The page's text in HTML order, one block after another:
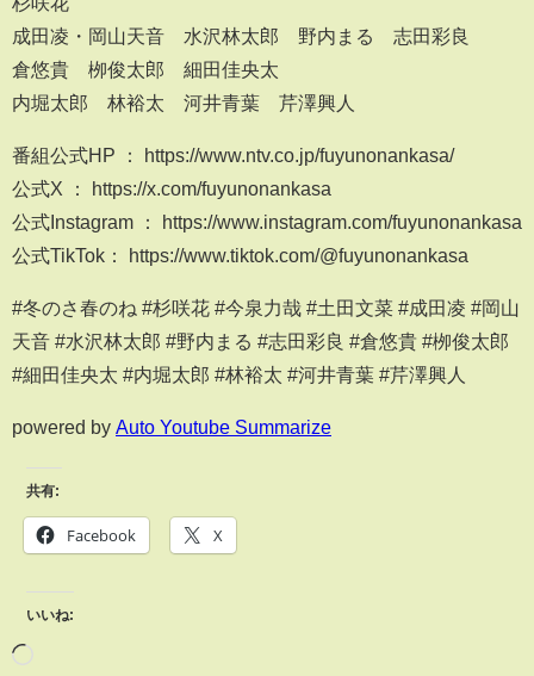
成田凌・岡山天音 水沢林太郎 野内まる 志田彩良
倉悠貴 栁俊太郎 細田佳央太
内堀太郎 林裕太 河井青葉 芹澤興人
番組公式HP ： https://www.ntv.co.jp/fuyunonankasa/
公式X ： https://x.com/fuyunonankasa
公式Instagram ： https://www.instagram.com/fuyunonankasa
公式TikTok： https://www.tiktok.com/@fuyunonankasa
#冬のさ春のね #杉咲花 #今泉力哉 #土田文菜 #成田凌 #岡山
天音 #水沢林太郎 #野内まる #志田彩良 #倉悠貴 #栁俊太郎
#細田佳央太 #内堀太郎 #林裕太 #河井青葉 #芹澤興人
powered by Auto Youtube Summarize
共有:
Facebook X
いいね: